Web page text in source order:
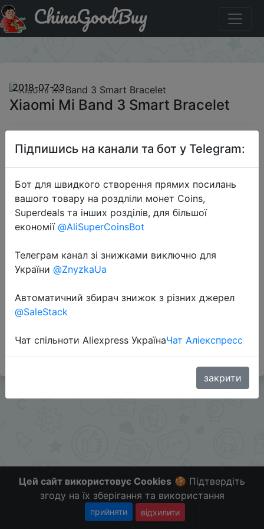
Знижка на Xiaomi Mi Band 3 Smart Bracelet
ChinaGoodBuy
2018-07-23
Xiaomi Mi Band 3 Smart Bracelet
$29.59
AppPrice
Перейти до магазину
Через мобильное приложение - применяются
поинты, цена поинтами опускается до $20.79.
Больше скидок в телеграмм t.me/ChinaGoodBuy
Цей сайт використовує Cookies 🍪 Підтвердіть
згоду на їх зберігання та використання
прийняти відхилити
Підпишись на канали та бот у Telegram:
Бот для швидкого створення прямих посилань
вашого товару на роздліли монет Coins,
Superdeals та інших розділів, для більшої
економії @AliSuperCoinsBot
Телеграм канал зі знижками виключно для
України @ZnyzkaUa
Автоматичний збирач знижок з різних джерел
@SaleStack
Чат спільноти Aliexpress УкраїнаЧат Аліекспресс
закрити